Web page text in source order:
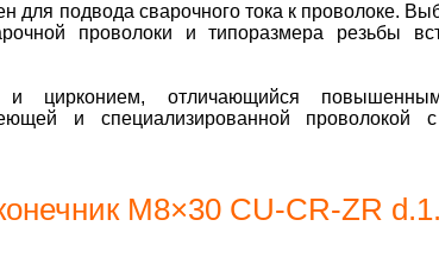
подвода сварочного тока к проволоке.
проволоки и типоразмера резьбы
отличающийся
и специализированной проволокой
M8×30 CU-CR-ZR